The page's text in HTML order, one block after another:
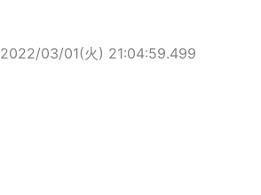
2022/03/01(火) 21:04:59.499